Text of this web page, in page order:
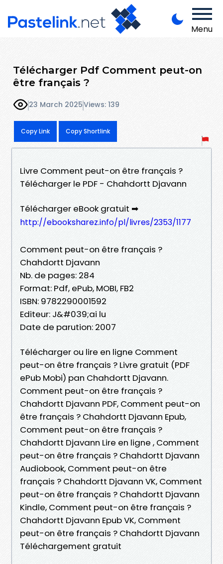
Menu
Télécharger Pdf Comment peut-on
être français ?
23 March 2025Views: 139
Copy Link Copy Shortlink
Livre Comment peut-on être français ?
Télécharger le PDF - Chahdortt Djavann
Télécharger eBook gratuit ➡
http://ebooksharez.info/pl/livres/2353/1177
Comment peut-on être français ?
Chahdortt Djavann
Nb. de pages: 284
Format: Pdf, ePub, MOBI, FB2
ISBN: 9782290001592
Editeur: J&#039;ai lu
Date de parution: 2007
Télécharger ou lire en ligne Comment
peut-on être français ? Livre gratuit (PDF
ePub Mobi) pan Chahdortt Djavann.
Comment peut-on être français ?
Chahdortt Djavann PDF, Comment peut-on
être français ? Chahdortt Djavann Epub,
Comment peut-on être français ?
Chahdortt Djavann Lire en ligne , Comment
peut-on être français ? Chahdortt Djavann
Audiobook, Comment peut-on être
français ? Chahdortt Djavann VK, Comment
peut-on être français ? Chahdortt Djavann
Kindle, Comment peut-on être français ?
Chahdortt Djavann Epub VK, Comment
peut-on être français ? Chahdortt Djavann
Téléchargement gratuit